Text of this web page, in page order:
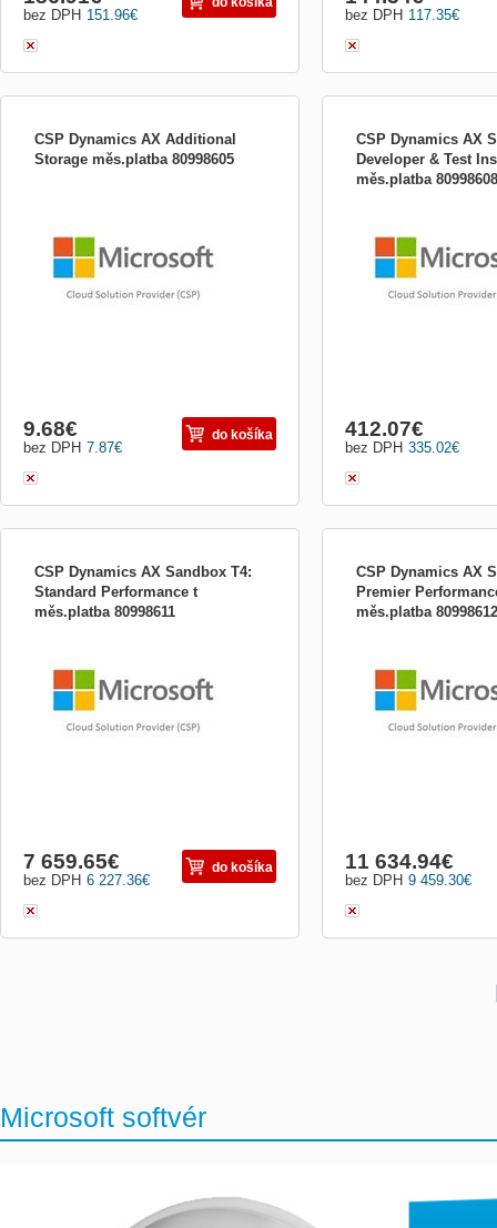
151.96€
bez DPH 117.35€
bez DPH
CSP Dynamics AX Additional
Storage měs.platba 80998605
Předplatné na 1 měsíc
7.87€
bez DPH
9.68€ do košíka
CSP Dynamics AX
Developer & Test
měs.platba 80998608
335.02€
bez DPH
412.07€
CSP Dynamics AX Sandbox T4:
Standard Performance t
měs.platba 80998611
6 227.36€
bez DPH
7 659.65€ do košíka
CSP Dynamics AX
Premier
měs.platba 80998612
9 459.30€
bez DPH
11 634.94€
Microsoft softvér